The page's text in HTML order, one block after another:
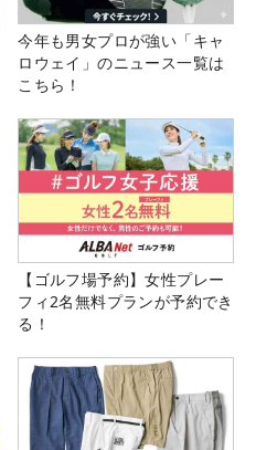
今年も男女プロが強い「キャ
ロウェイ」のニュース一覧は
こちら！
【ゴルフ場予約】女性プレー
フィ2名無料プランが予約でき
る！